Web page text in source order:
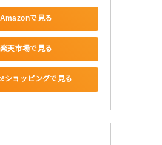
Amazonで見る
楽天市場で見る
ショッピングで見る